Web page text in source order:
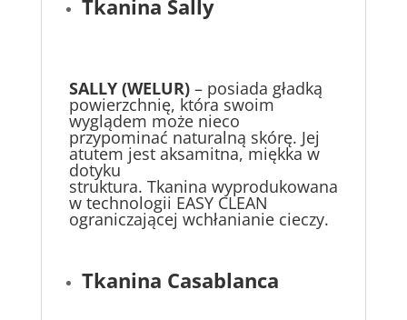
Tkanina Sally
SALLY (WELUR)– posiada gładką
powierzchnię, która swoim
wyglądem może nieco
przypominać naturalną skórę. Jej
atutem jest aksamitna, miękka w
dotyku
struktura. Tkanina wyprodukowana
w technologii EASY CLEAN
ograniczającej wchłanianie cieczy.
Tkanina Casablanca